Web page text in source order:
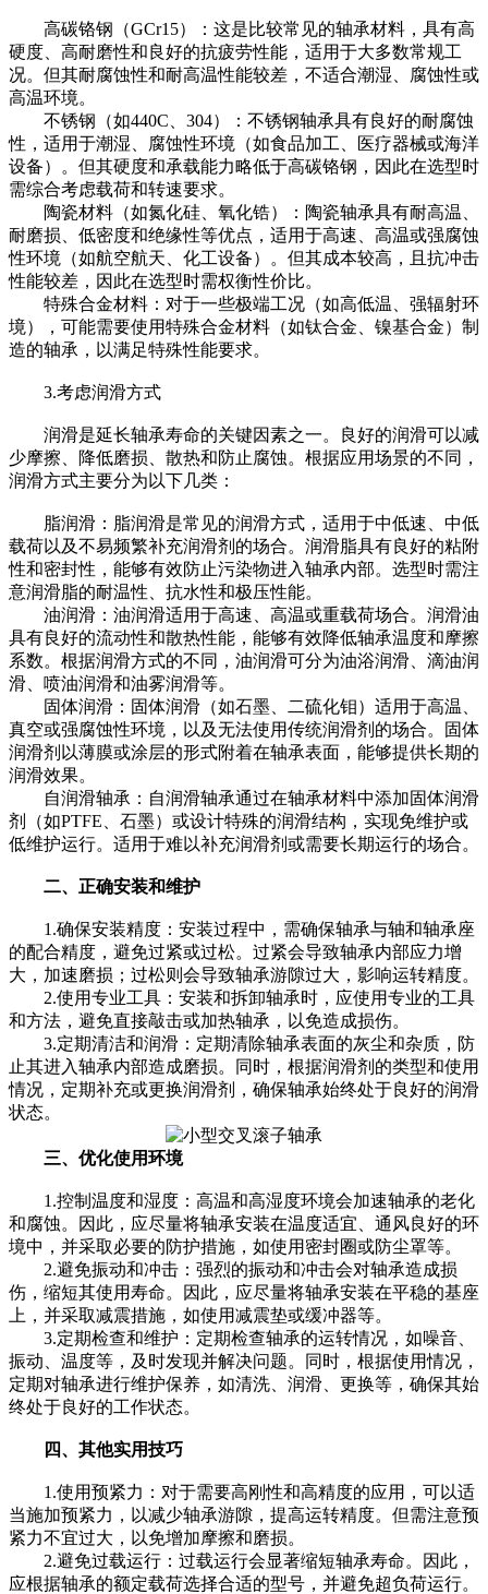
高碳铬钢（GCr15）：这是比较常见的轴承材料，具有高
硬度、高耐磨性和良好的抗疲劳性能，适用于大多数常规工
况。但其耐腐蚀性和耐高温性能较差，不适合潮湿、腐蚀性或
高温环境。
不锈钢（如440C、304）：不锈钢轴承具有良好的耐腐蚀
性，适用于潮湿、腐蚀性环境（如食品加工、医疗器械或海洋
设备）。但其硬度和承载能力略低于高碳铬钢，因此在选型时
需综合考虑载荷和转速要求。
陶瓷材料（如氮化硅、氧化锆）：陶瓷轴承具有耐高温、
耐磨损、低密度和绝缘性等优点，适用于高速、高温或强腐蚀
性环境（如航空航天、化工设备）。但其成本较高，且抗冲击
性能较差，因此在选型时需权衡性价比。
特殊合金材料：对于一些极端工况（如高低温、强辐射环
境），可能需要使用特殊合金材料（如钛合金、镍基合金）制
造的轴承，以满足特殊性能要求。
3.考虑润滑方式
润滑是延长轴承寿命的关键因素之一。良好的润滑可以减
少摩擦、降低磨损、散热和防止腐蚀。根据应用场景的不同，
润滑方式主要分为以下几类：
脂润滑：脂润滑是常见的润滑方式，适用于中低速、中低
载荷以及不易频繁补充润滑剂的场合。润滑脂具有良好的粘附
性和密封性，能够有效防止污染物进入轴承内部。选型时需注
意润滑脂的耐温性、抗水性和极压性能。
油润滑：油润滑适用于高速、高温或重载荷场合。润滑油
具有良好的流动性和散热性能，能够有效降低轴承温度和摩擦
系数。根据润滑方式的不同，油润滑可分为油浴润滑、滴油润
滑、喷油润滑和油雾润滑等。
固体润滑：固体润滑（如石墨、二硫化钼）适用于高温、
真空或强腐蚀性环境，以及无法使用传统润滑剂的场合。固体
润滑剂以薄膜或涂层的形式附着在轴承表面，能够提供长期的
润滑效果。
自润滑轴承：自润滑轴承通过在轴承材料中添加固体润滑
剂（如PTFE、石墨）或设计特殊的润滑结构，实现免维护或
低维护运行。适用于难以补充润滑剂或需要长期运行的场合。
二、正确安装和维护
1.确保安装精度：安装过程中，需确保轴承与轴和轴承座
的配合精度，避免过紧或过松。过紧会导致轴承内部应力增
大，加速磨损；过松则会导致轴承游隙过大，影响运转精度。
2.使用专业工具：安装和拆卸轴承时，应使用专业的工具
和方法，避免直接敲击或加热轴承，以免造成损伤。
3.定期清洁和润滑：定期清除轴承表面的灰尘和杂质，防
止其进入轴承内部造成磨损。同时，根据润滑剂的类型和使用
情况，定期补充或更换润滑剂，确保轴承始终处于良好的润滑
状态。
三、优化使用环境
1.控制温度和湿度：高温和高湿度环境会加速轴承的老化
和腐蚀。因此，应尽量将轴承安装在温度适宜、通风良好的环
境中，并采取必要的防护措施，如使用密封圈或防尘罩等。
2.避免振动和冲击：强烈的振动和冲击会对轴承造成损
伤，缩短其使用寿命。因此，应尽量将轴承安装在平稳的基座
上，并采取减震措施，如使用减震垫或缓冲器等。
3.定期检查和维护：定期检查轴承的运转情况，如噪音、
振动、温度等，及时发现并解决问题。同时，根据使用情况，
定期对轴承进行维护保养，如清洗、润滑、更换等，确保其始
终处于良好的工作状态。
四、其他实用技巧
1.使用预紧力：对于需要高刚性和高精度的应用，可以适
当施加预紧力，以减少轴承游隙，提高运转精度。但需注意预
紧力不宜过大，以免增加摩擦和磨损。
2.避免过载运行：过载运行会显著缩短轴承寿命。因此，
应根据轴承的额定载荷选择合适的型号，并避免超负荷运行。